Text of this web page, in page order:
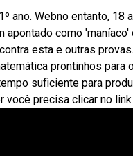
ano. Webno entanto,
apontado como
esta e outras
prontinhos
suficiente para
precisa clicar no